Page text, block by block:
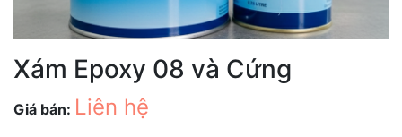
Xám Epoxy 08 và Cứng
Giá bán: Liên hệ